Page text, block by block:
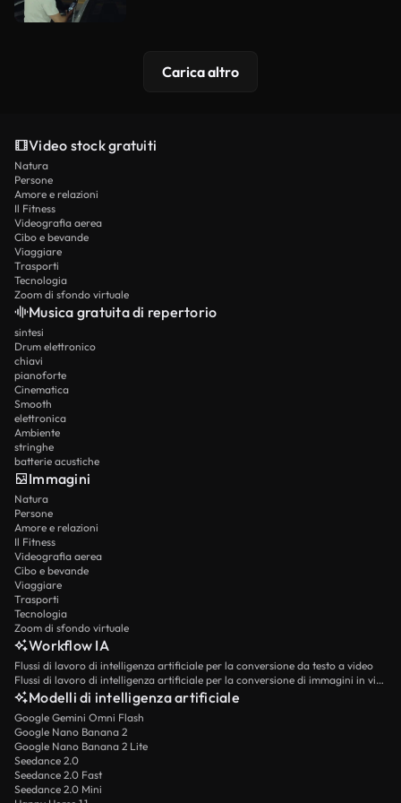
Carica altro
Video stock gratuiti
Natura
Persone
Amore e relazioni
Il Fitness
Videografia aerea
Cibo e bevande
Viaggiare
Trasporti
Tecnologia
Zoom di sfondo virtuale
Musica gratuita di repertorio
sintesi
Drum elettronico
chiavi
pianoforte
Cinematica
Smooth
elettronica
Ambiente
stringhe
batterie acustiche
Immagini
Natura
Persone
Amore e relazioni
Il Fitness
Videografia aerea
Cibo e bevande
Viaggiare
Trasporti
Tecnologia
Zoom di sfondo virtuale
Workflow IA
Flussi di lavoro di intelligenza artificiale per la conversione da testo a video
Flussi di lavoro di intelligenza artificiale per la conversione di immagini in video
Modelli di intelligenza artificiale
Google Gemini Omni Flash
Google Nano Banana 2
Google Nano Banana 2 Lite
Seedance 2.0
Seedance 2.0 Fast
Seedance 2.0 Mini